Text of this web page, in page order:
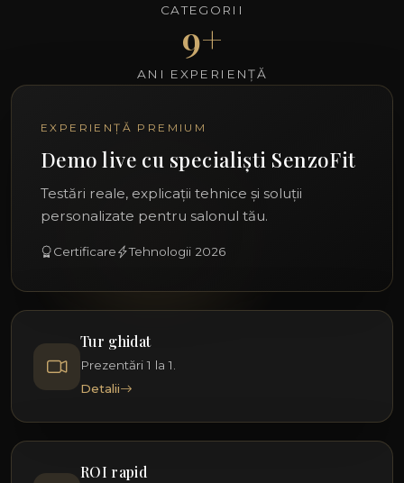
CATEGORII
9+
ANI EXPERIENȚĂ
EXPERIENȚĂ PREMIUM
Demo live cu specialiști SenzoFit
Testări reale, explicații tehnice și soluții
personalizate pentru salonul tău.
Certificare Tehnologii 2026
Tur ghidat
Prezentări 1 la 1.
Detalii
ROI rapid